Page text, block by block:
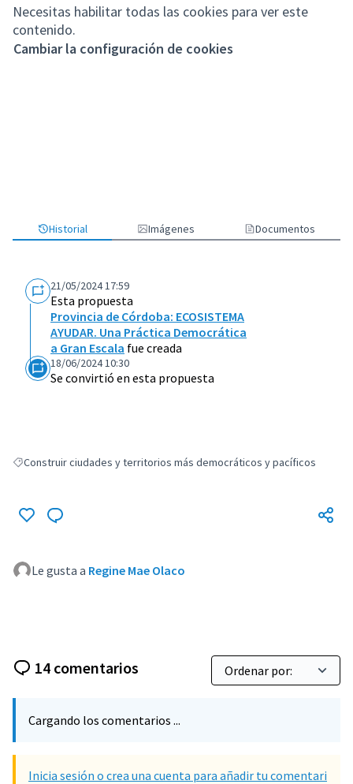
Necesitas habilitar todas las cookies para ver este
contenido.
Cambiar la configuración de cookies
Historial Imágenes Documentos
21/05/2024 17:59
Esta propuesta
Provincia de Córdoba: ECOSISTEMA
AYUDAR. Una Práctica Democrática
a Gran Escala fue creada
18/06/2024 10:30
Se convirtió en esta propuesta
Resultados al filtrar por: Construir ciudades y territorios más
Construir ciudades y territorios más democráticos y pacíficos
Le gusta a Regine Mae Olaco
14 comentarios
Cargando los comentarios ...
Inicia sesión o crea una cuenta para añadir tu comentari